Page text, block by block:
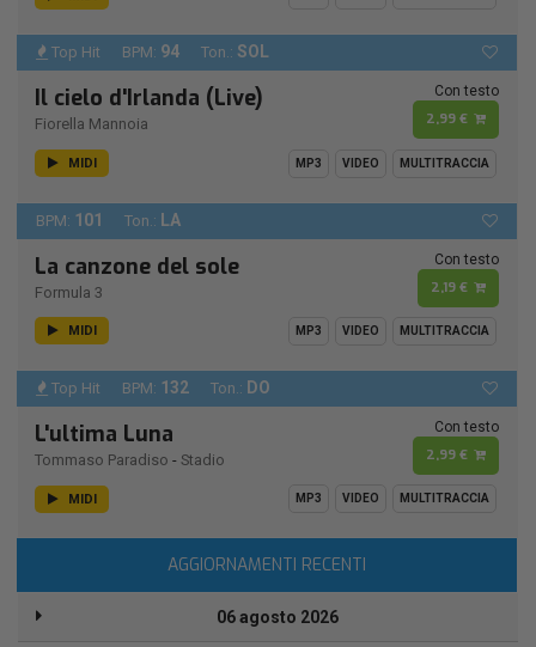
Top Hit BPM: 94 Ton.: SOL
Il cielo d'Irlanda (Live)
Fiorella Mannoia
Con testo
2,99 €
MIDI MP3 VIDEO MULTITRACCIA
BPM: 101 Ton.: LA
La canzone del sole
Formula 3
Con testo
2,19 €
MIDI MP3 VIDEO MULTITRACCIA
Top Hit BPM: 132 Ton.: DO
L'ultima Luna
Tommaso Paradiso - Stadio
Con testo
2,99 €
MIDI MP3 VIDEO MULTITRACCIA
AGGIORNAMENTI RECENTI
06 agosto 2026